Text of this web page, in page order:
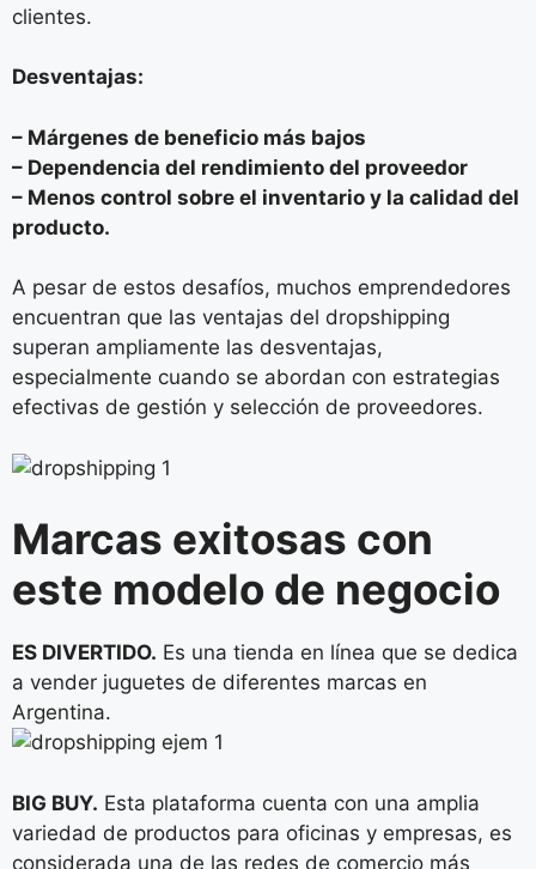
clientes.
Desventajas:
– Márgenes de beneficio más bajos
– Dependencia del rendimiento del proveedor
– Menos control sobre el inventario y la calidad del
producto.
A pesar de estos desafíos, muchos emprendedores
encuentran que las ventajas del dropshipping
superan ampliamente las desventajas,
especialmente cuando se abordan con estrategias
efectivas de gestión y selección de proveedores.
Marcas exitosas con
este modelo de negocio
ES DIVERTIDO. Es una tienda en línea que se dedica
a vender juguetes de diferentes marcas en
Argentina.
BIG BUY. Esta plataforma cuenta con una amplia
variedad de productos para oficinas y empresas, es
considerada una de las redes de comercio más